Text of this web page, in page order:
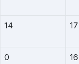
14 17
0 16